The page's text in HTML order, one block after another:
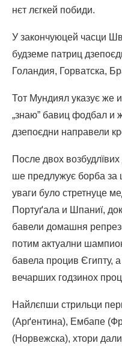
нєт лєгкей побиди.
У закончуюцей часци
будземе патриц
Голандия, Горватска,
Тот Мундиял указує же
„знаю” бавиц фодбал и
дзепоєдни направели
После двох
ше предлужує борба за
уваги було стретнуце
Портуґала и Шпаниї,
бавели домашня
потим актуални
бавела процив Єгипту,
вечарших годзинох
Найлєпши стрильци
(Арґентина), Ембапе
(Норвежска), хтори